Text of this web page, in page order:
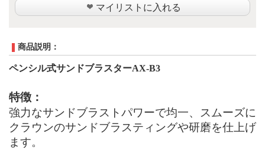
マイリストに入れる
商品説明：
ペンシル式サンドブラスターAX-B3
特徴：
強力なサンドブラストパワーで均一、スムーズに
クラウンのサンドブラスティングや研磨を仕上げ
ます。